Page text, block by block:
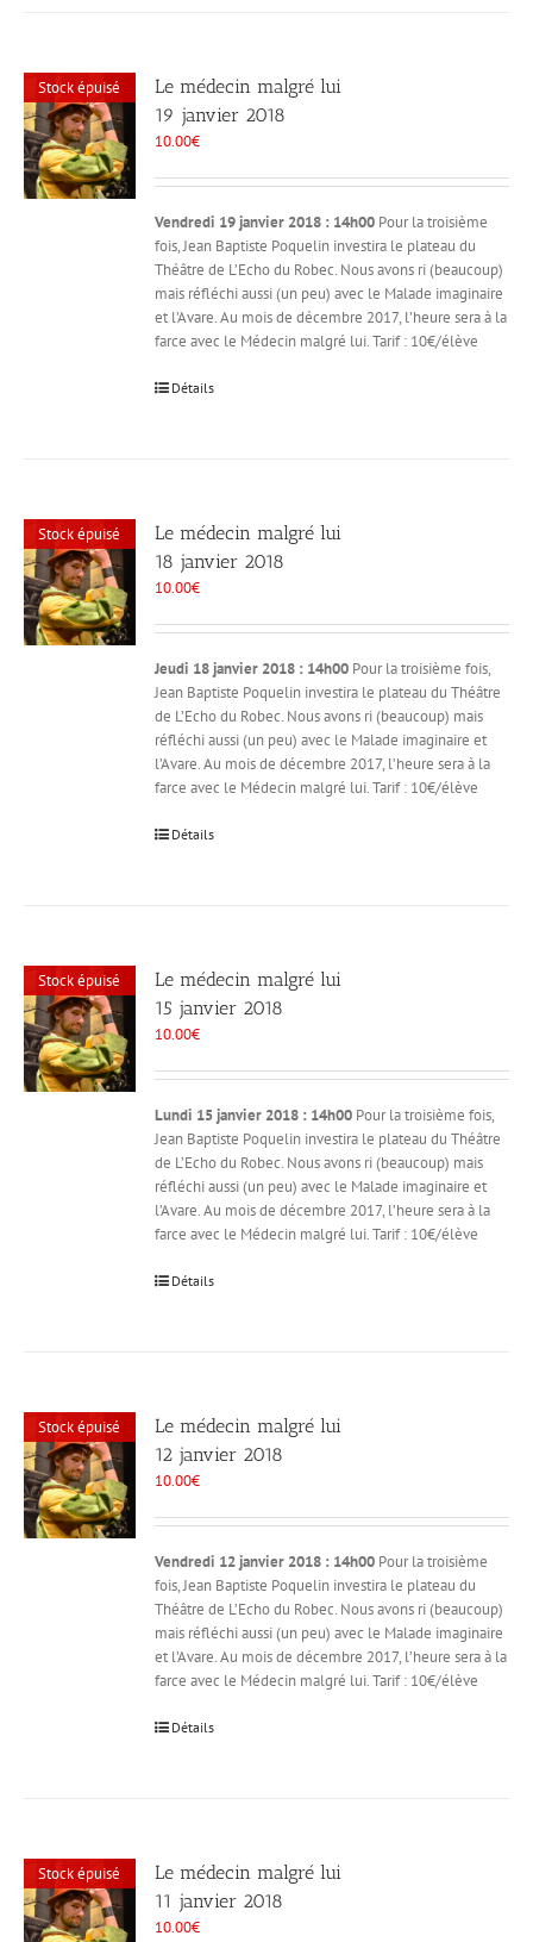
Stock épuisé
Le médecin malgré lui
19 janvier 2018
10.00€
Vendredi 19 janvier 2018 : 14h00 Pour la troisième
fois, Jean Baptiste Poquelin investira le plateau du
Théâtre de L’Echo du Robec. Nous avons ri (beaucoup)
mais réfléchi aussi (un peu) avec le Malade imaginaire
et l’Avare. Au mois de décembre 2017, l’heure sera à la
farce avec le Médecin malgré lui. Tarif : 10€/élève
Détails
Stock épuisé
Le médecin malgré lui
18 janvier 2018
10.00€
Jeudi 18 janvier 2018 : 14h00 Pour la troisième fois,
Jean Baptiste Poquelin investira le plateau du Théâtre
de L’Echo du Robec. Nous avons ri (beaucoup) mais
réfléchi aussi (un peu) avec le Malade imaginaire et
l’Avare. Au mois de décembre 2017, l’heure sera à la
farce avec le Médecin malgré lui. Tarif : 10€/élève
Détails
Stock épuisé
Le médecin malgré lui
15 janvier 2018
10.00€
Lundi 15 janvier 2018 : 14h00 Pour la troisième fois,
Jean Baptiste Poquelin investira le plateau du Théâtre
de L’Echo du Robec. Nous avons ri (beaucoup) mais
réfléchi aussi (un peu) avec le Malade imaginaire et
l’Avare. Au mois de décembre 2017, l’heure sera à la
farce avec le Médecin malgré lui. Tarif : 10€/élève
Détails
Stock épuisé
Le médecin malgré lui
12 janvier 2018
10.00€
Vendredi 12 janvier 2018 : 14h00 Pour la troisième
fois, Jean Baptiste Poquelin investira le plateau du
Théâtre de L’Echo du Robec. Nous avons ri (beaucoup)
mais réfléchi aussi (un peu) avec le Malade imaginaire
et l’Avare. Au mois de décembre 2017, l’heure sera à la
farce avec le Médecin malgré lui. Tarif : 10€/élève
Détails
Stock épuisé
Le médecin malgré lui
11 janvier 2018
10.00€